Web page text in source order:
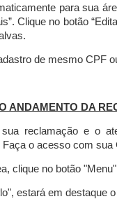
para sua
Clique no botão
de mesmo CPF
ANDAMENTO DA
sua reclamação e o
Faça o acesso com sua
clique no botão
estará em destaque